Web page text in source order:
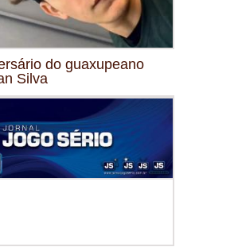
do guaxupeano
Silva